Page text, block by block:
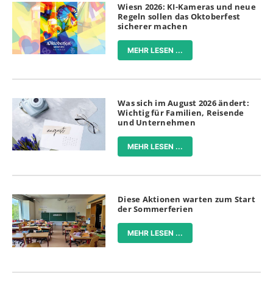
Wiesn 2026: KI-Kameras und neue
Regeln sollen das Oktoberfest
sicherer machen
MEHR LESEN ...
Was sich im August 2026 ändert:
Wichtig für Familien, Reisende
und Unternehmen
MEHR LESEN ...
Diese Aktionen warten zum Start
der Sommerferien
MEHR LESEN ...